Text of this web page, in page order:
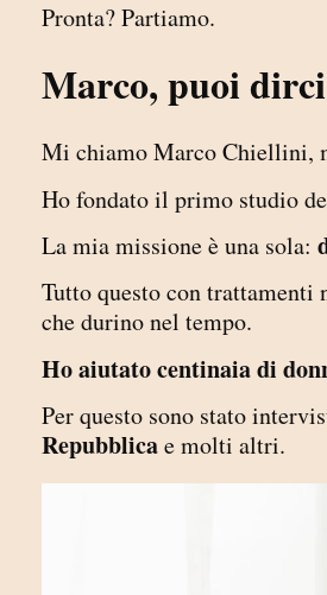
Pronta? Partiamo.
Marco, puoi
Mi chiamo Marco Chiellini,
Ho fondato il primo studio
La mia missione è una sola:
Tutto questo con
che durino nel tempo.
Ho aiutato centinaia di
Per questo sono stato
Repubblicae molti altri.